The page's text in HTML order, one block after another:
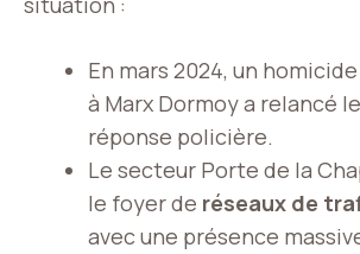
En mars 2024, un
à Marx Dormoy a relancé
réponse policière.
Le secteur Porte de la
le foyer de réseaux de
avec une présence